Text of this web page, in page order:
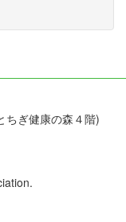
ちぎ健康の森４階)